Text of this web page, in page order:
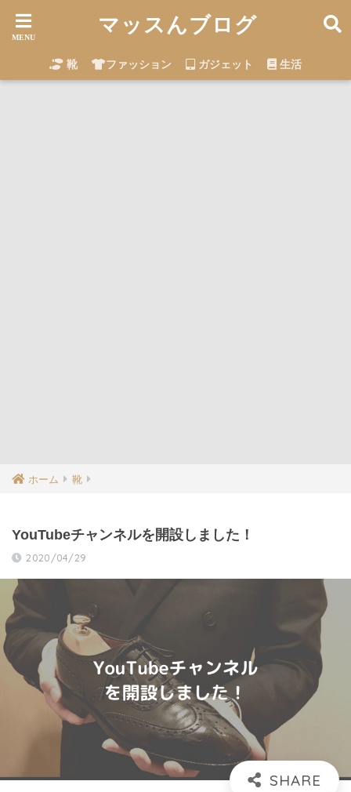
マッスんブログ
靴 ファッション ガジェット 生活
ホーム 靴
YouTubeチャンネルを開設しました！
2020/04/29